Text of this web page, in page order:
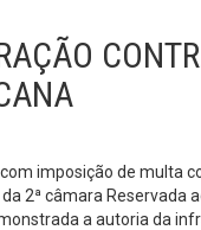
imposição de multa
2ª câmara Reservada
a autoria da